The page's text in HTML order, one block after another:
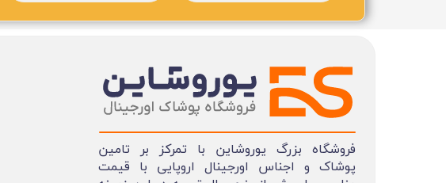
فروشگاه بزرگ یوروشاین با تمرکز بر تامین
پوشاک و اجناس اورجینال اروپایی با قیمت